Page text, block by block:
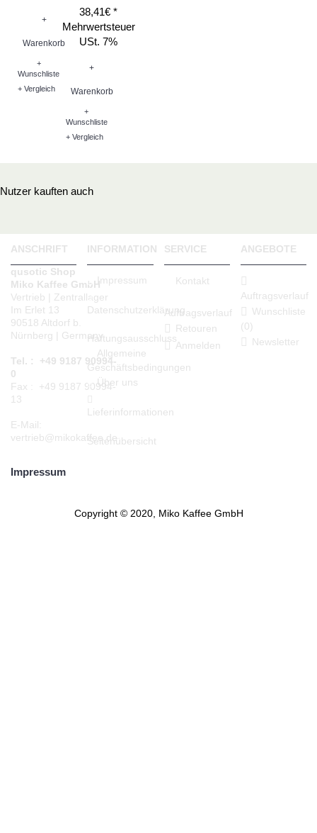
+
Warenkorb
+
Wunschliste
+ Vergleich
38,41€ *
Mehrwertsteuer
USt. 7%
+
Warenkorb
+
Wunschliste
+ Vergleich
Nutzer kauften auch
ANSCHRIFT
qusotic Shop
Miko Kaffee GmbH
Vertrieb | Zentrallager
Im Erlet 13
90518 Altdorf b.
Nürnberg | Germany
Tel. : +49 9187 90994-
0
Fax : +49 9187 90994-
13
E-Mail:
vertrieb@mikokaffee.de
INFORMATION
Impressum
Datenschutzerklärung
Haftungsausschluss
Allgemeine
Geschäftsbedingungen
Über uns
Lieferinformationen
Seitenübersicht
SERVICE
Kontakt
Auftragsverlauf
Retouren
Anmelden
ANGEBOTE
Auftragsverlauf
Wunschliste
(0)
Newsletter
Impressum
Copyright © 2020, Miko Kaffee GmbH